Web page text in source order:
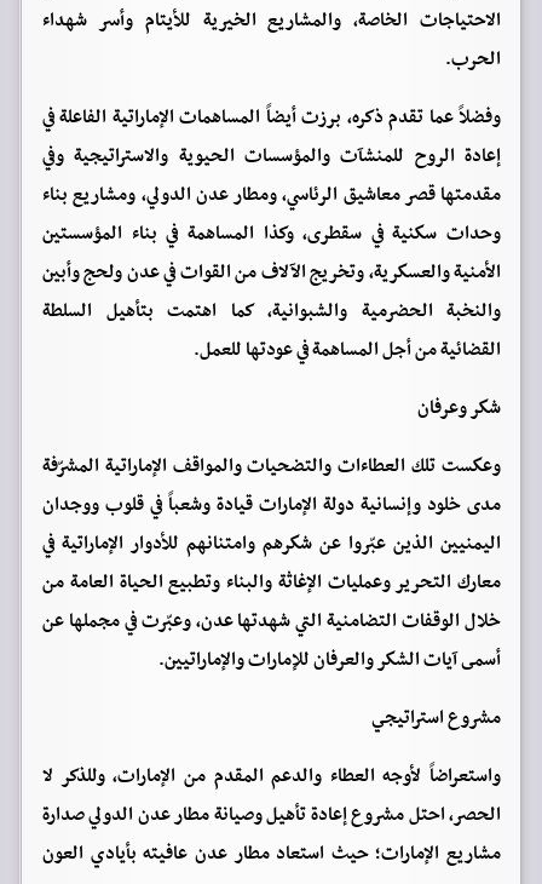
الاحتياجات الخاصة، والمشاريع الخيرية للأيتام وأسر شهداء
الحرب.
وفضلاً عما تقدم ذكره، برزت أيضاً المساهمات الإماراتية الفاعلة في
إعادة الروح للمنشآت والمؤسسات الحيوية والاستراتيجية وفي
مقدمتها قصر معاشيق الرئاسي، ومطار عدن الدولي، ومشاريع بناء
وحدات سكنية في سقطرى، وكذا المساهمة في بناء المؤسستين
الأمنية والعسكرية، وتخريج الآلاف من القوات في عدن ولحج وأبين
والنخبة الحضرمية والشبوانية، كما اهتمت بتأهيل السلطة
القضائية من أجل المساهمة في عودتها للعمل.
شكر وعرفان
وعكست تلك العطاءات والتضحيات والمواقف الإماراتية المشرّفة
مدى خلود وإنسانية دولة الإمارات قيادة وشعباً في قلوب ووجدان
اليمنيين الذين عبّروا عن شكرهم وامتنانهم للأدوار الإماراتية في
معارك التحرير وعمليات الإغاثة والبناء وتطبيع الحياة العامة من
خلال الوقفات التضامنية التي شهدتها عدن، وعبّرت في مجملها عن
أسمى آيات الشكر والعرفان للإمارات والإماراتيين.
مشروع استراتيجي
واستعراضاً لأوجه العطاء والدعم المقدم من الإمارات، وللذكر لا
الحصر، احتل مشروع إعادة تأهيل وصيانة مطار عدن الدولي صدارة
مشاريع الإمارات؛ حيث استعاد مطار عدن عافيته بأيادي العون